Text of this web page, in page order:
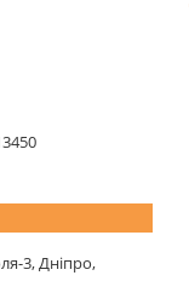
3, Дніпро,